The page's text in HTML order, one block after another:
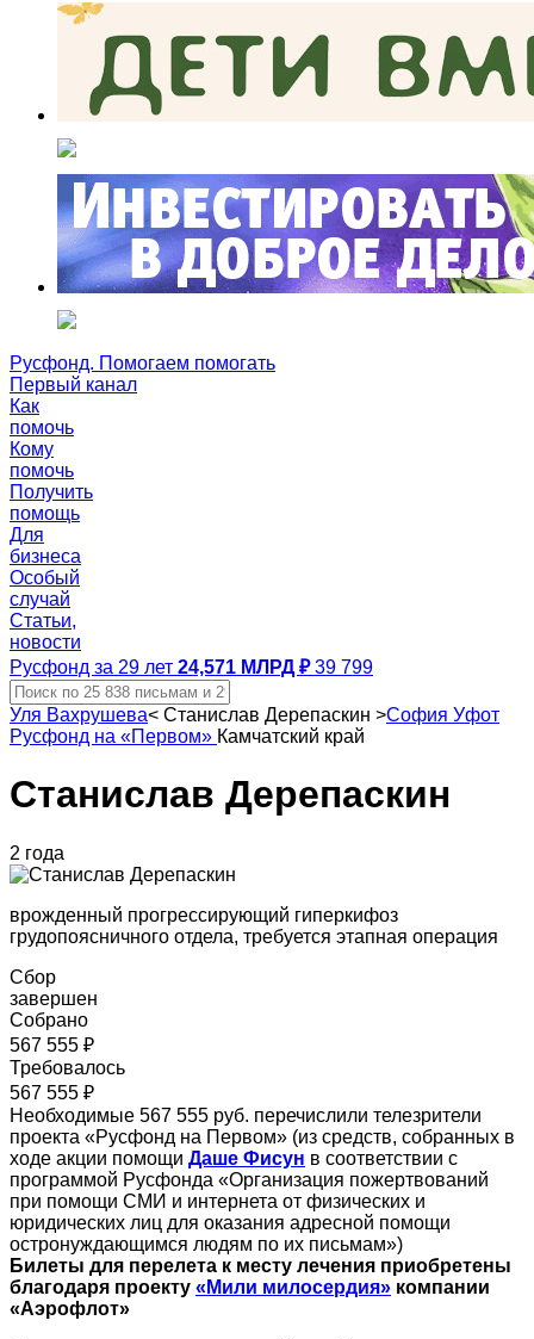
Русфонд. Помогаем помогать
Первый канал
Как
помочь
Кому
помочь
Получить
помощь
Для
бизнеса
Особый
случай
Статьи,
новости
Русфонд за 29 лет 24,571 МЛРД ₽ 39 799
Уля Вахрушева< Станислав Дерепаскин >София Уфот
Русфонд на «Первом» Камчатский край
Станислав Дерепаскин
2 года
врожденный прогрессирующий гиперкифоз
грудопоясничного отдела, требуется этапная операция
Сбор
завершен
Собрано
567 555 ₽
Требовалось
567 555 ₽
Необходимые 567 555 руб. перечислили телезрители
проекта «Русфонд на Первом» (из средств, собранных в
ходе акции помощи Даше Фисун в соответствии с
программой Русфонда «Организация пожертвований
при помощи СМИ и интернета от физических и
юридических лиц для оказания адресной помощи
остронуждающимся людям по их письмам»)
Билеты для перелета к месту лечения приобретены
благодаря проекту «Мили милосердия» компании
«Аэрофлот»